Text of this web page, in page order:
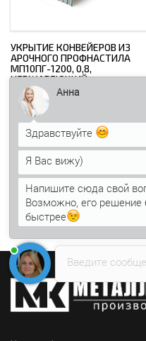
УКРЫТИЕ КОНВЕЙЕРОВ ИЗ
АРОЧНОГО ПРОФНАСТИЛА
МП10ПГ-1200, 0,8,
НЕРЖАВЕЮЩИЙ
2934,98₽
2 3 4 …
Введите
Анна
Здравствуйте
Я Вас вижу)
Напишите сюда свой
Возможно, его решение
быстрее